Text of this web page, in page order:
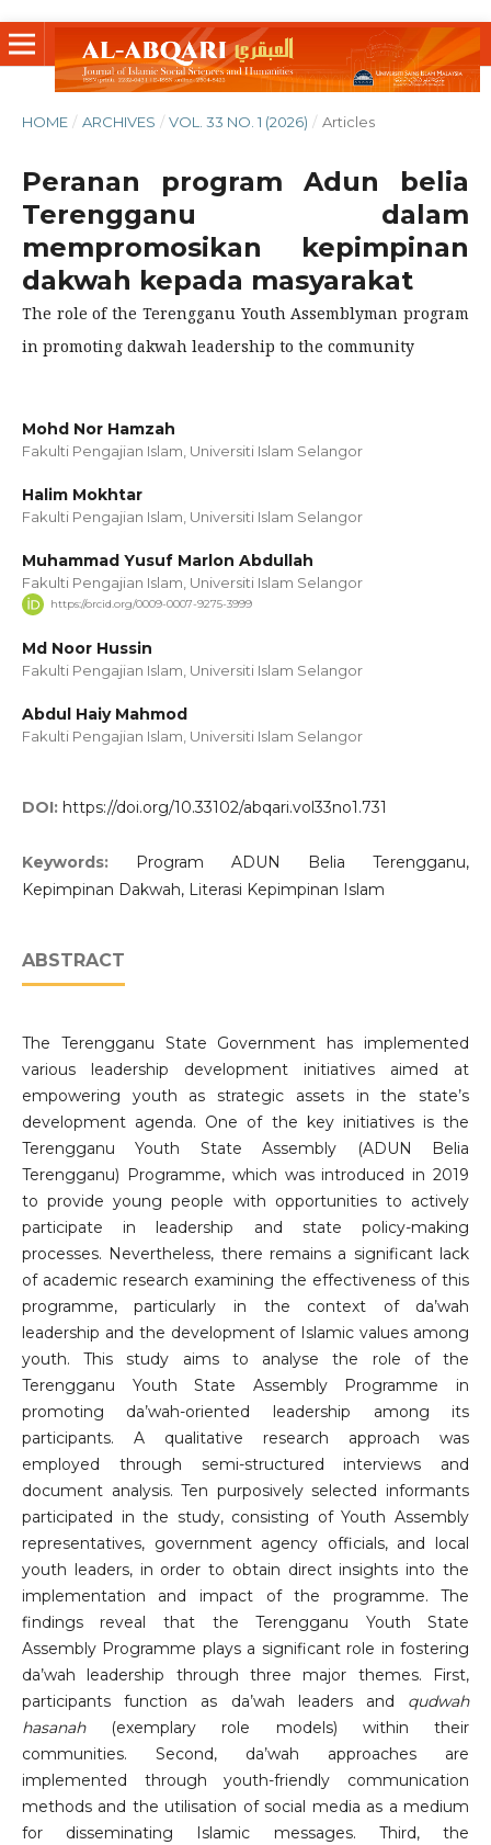
HOME / ARCHIVES / VOL. 33 NO. 1 (2026) / Articles
Peranan program Adun belia
Terengganu dalam
mempromosikan kepimpinan
dakwah kepada masyarakat
The role of the Terengganu Youth Assemblyman program
in promoting dakwah leadership to the community
Mohd Nor Hamzah
Fakulti Pengajian Islam, Universiti Islam Selangor
Halim Mokhtar
Fakulti Pengajian Islam, Universiti Islam Selangor
Muhammad Yusuf Marlon Abdullah
Fakulti Pengajian Islam, Universiti Islam Selangor
https://orcid.org/0009-0007-9275-3999
Md Noor Hussin
Fakulti Pengajian Islam, Universiti Islam Selangor
Abdul Haiy Mahmod
Fakulti Pengajian Islam, Universiti Islam Selangor
DOI: https://doi.org/10.33102/abqari.vol33no1.731
Keywords:
Program ADUN Belia Terengganu,
Kepimpinan Dakwah, Literasi Kepimpinan Islam
ABSTRACT
The Terengganu State Government has implemented
various leadership development initiatives aimed at
empowering youth as strategic assets in the state’s
development agenda. One of the key initiatives is the
Terengganu Youth State Assembly (ADUN Belia
Terengganu) Programme, which was introduced in 2019
to provide young people with opportunities to actively
participate in leadership and state policy-making
processes. Nevertheless, there remains a significant lack
of academic research examining the effectiveness of this
programme, particularly in the context of da’wah
leadership and the development of Islamic values among
youth. This study aims to analyse the role of the
Terengganu Youth State Assembly Programme in
promoting da’wah-oriented leadership among its
participants. A qualitative research approach was
employed through semi-structured interviews and
document analysis. Ten purposively selected informants
participated in the study, consisting of Youth Assembly
representatives, government agency officials, and local
youth leaders, in order to obtain direct insights into the
implementation and impact of the programme. The
findings reveal that the Terengganu Youth State
Assembly Programme plays a significant role in fostering
da’wah leadership through three major themes. First,
participants function as da’wah leaders and qudwah
hasanah(exemplary role models) within their
communities. Second, da’wah approaches are
implemented through youth-friendly communication
methods and the utilisation of social media as a medium
for disseminating Islamic messages. Third, the